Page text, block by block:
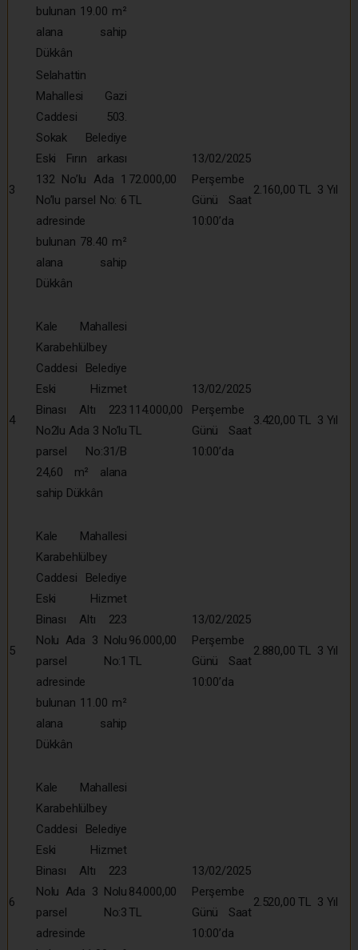
bulunan 19.00 m²
alana sahip
Dükkân
3
Selahattin
Mahallesi Gazi
Caddesi 503.
Sokak Belediye
Eski Fırın arkası
132 No’lu Ada 1
No’lu parsel No: 6
adresinde
bulunan 78.40 m²
alana sahip
Dükkân
72.000,00
TL
13/02/2025
Perşembe
Günü Saat
10:00’da
2.160,00 TL 3 Yıl
4
Kale Mahallesi
Karabehlülbey
Caddesi Belediye
Eski Hizmet
Binası Altı 223
No2lu Ada 3 No’lu
parsel No:31/B
24,60 m² alana
sahip Dükkân
114.000,00
TL
13/02/2025
Perşembe
Günü Saat
10:00’da
3.420,00 TL 3 Yıl
5
Kale Mahallesi
Karabehlülbey
Caddesi Belediye
Eski Hizmet
Binası Altı 223
Nolu Ada 3 Nolu
parsel No:1
adresinde
bulunan 11.00 m²
alana sahip
Dükkân
96.000,00
TL
13/02/2025
Perşembe
Günü Saat
10:00’da
2.880,00 TL 3 Yıl
6
Kale Mahallesi
Karabehlülbey
Caddesi Belediye
Eski Hizmet
Binası Altı 223
Nolu Ada 3 Nolu
parsel No:3
adresinde
84.000,00
TL
13/02/2025
Perşembe
Günü Saat
10:00’da
2.520,00 TL 3 Yıl